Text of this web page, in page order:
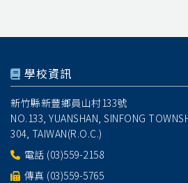
學校資訊
新竹縣新豐鄉員山村133號
NO.133, YUANSHAN, SINFONG
304, TAIWAN(R.O.C.)
電話 (03)559-2158
傳真 (03)559-5765